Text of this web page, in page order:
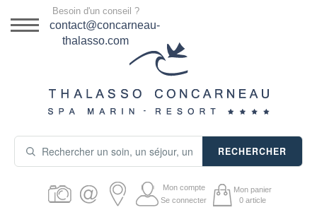
DESTINATION
SÉJOURS THALASSO
PRODUITS COSMÉTIQUES
Besoin d'un conseil ?
contact@concarneau-
thalasso.com
RECHERCHER
Mon compte
Se connecter
Mon panier
0 article